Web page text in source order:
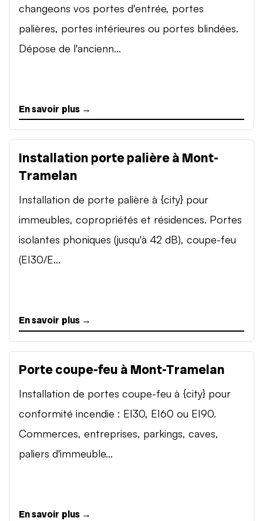
changeons vos portes d'entrée, portes
palières, portes intérieures ou portes blindées.
Dépose de l'ancienn...
En savoir plus →
Installation porte palière à Mont-
Tramelan
Installation de porte palière à {city} pour
immeubles, copropriétés et résidences. Portes
isolantes phoniques (jusqu'à 42 dB), coupe-feu
(EI30/E...
En savoir plus →
Porte coupe-feu à Mont-Tramelan
Installation de portes coupe-feu à {city} pour
conformité incendie : EI30, EI60 ou EI90.
Commerces, entreprises, parkings, caves,
paliers d'immeuble...
En savoir plus →